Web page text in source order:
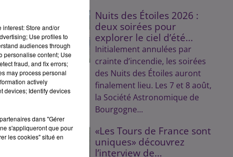
Nuits des Étoiles 2026 :
deux soirées pour
explorer le ciel d’été...
Initialement annulées par
crainte d’incendie, les soirées
des Nuits des Étoiles auront
finalement lieu. Les 7 et 8 août,
la Société Astronomique de
Bourgogne...
«Les Tours de France sont
uniques» découvrez
l’interview de...
Store and/or
Use profiles to
audiences through
personalise content; Use
fraud, and fix errors;
may process personal
actively
devices; Identify devices
dans "Gérer
s'appliqueront que pour
les cookies" situé en